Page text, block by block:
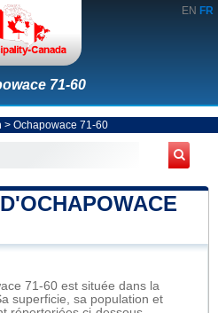
EN FR
71-60
> Ochapowace 71-60
71-60 est située dans la
superficie, sa population et